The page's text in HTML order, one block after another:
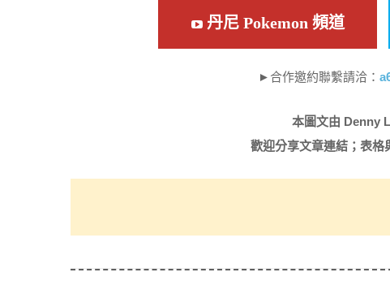
丹尼 Pokemon 頻道
►合作邀約聯繫請洽：
本圖文由 Denny
歡迎分享文章連結；表格